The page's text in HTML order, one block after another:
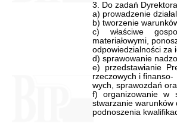
3. Do zadań
a) prowadzenie
b) tworzenie
c) właściwe
materiałowymi,
odpowiedzialności za
d) sprawowanie
e) przedstawianie
rzeczowych i finanso-
wych, sprawozdań
f) organizowanie w
stwarzanie warunków
podnoszenia